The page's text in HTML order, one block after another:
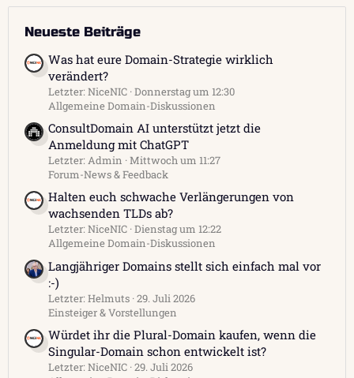
Neueste Beiträge
Was hat eure Domain-Strategie wirklich
verändert?
Letzter: NiceNIC Donnerstag um 12:30
Allgemeine Domain-Diskussionen
ConsultDomain AI unterstützt jetzt die
Anmeldung mit ChatGPT
Letzter: Admin Mittwoch um 11:27
Forum-News & Feedback
Halten euch schwache Verlängerungen von
wachsenden TLDs ab?
Letzter: NiceNIC Dienstag um 12:22
Allgemeine Domain-Diskussionen
Langjähriger Domains stellt sich einfach mal vor
:-)
Letzter: Helmuts 29. Juli 2026
Einsteiger & Vorstellungen
Würdet ihr die Plural-Domain kaufen, wenn die
Singular-Domain schon entwickelt ist?
Letzter: NiceNIC 29. Juli 2026